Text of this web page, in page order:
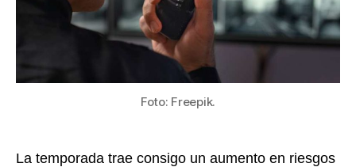
año
Foto: Freepik.
La temporada trae consigo un aumento en riesgos